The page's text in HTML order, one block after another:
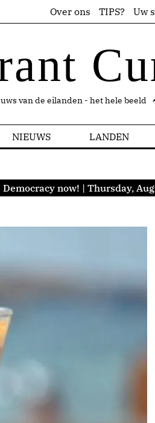
Over ons TIPS? Uw
van de eilanden - het hele beeld
NIEUWS LANDEN
Democracy now! | Thursday,